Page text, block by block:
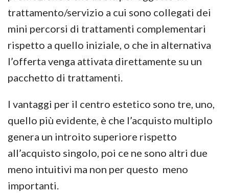
trattamento/servizio a cui sono collegati dei
mini percorsi di trattamenti complementari
rispetto a quello iniziale, o che in alternativa
l’offerta venga attivata direttamente su un
pacchetto di trattamenti.
I vantaggi per il centro estetico sono tre, uno,
quello più evidente, è che l’acquisto multiplo
genera un introito superiore rispetto
all’acquisto singolo, poi ce ne sono altri due
meno intuitivi ma non per questo meno
importanti.